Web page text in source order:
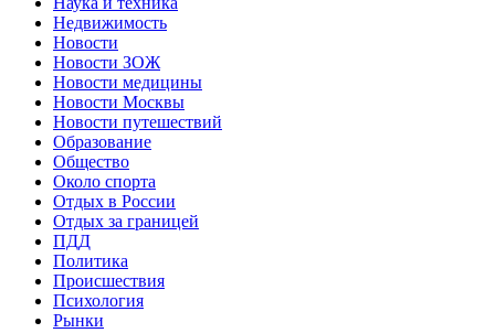
Недвижимость
Новости
Новости ЗОЖ
Новости медицины
Новости Москвы
Новости путешествий
Образование
Общество
Около спорта
Отдых в России
Отдых за границей
ПДД
Политика
Происшествия
Психология
Рынки